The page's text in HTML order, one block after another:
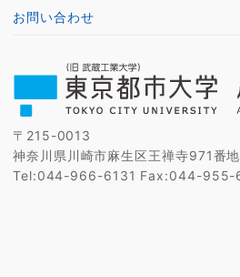
お問い合わせ
〒215-0013
神奈川県川崎市麻生区王禅寺971番地
Tel:044-966-6131 Fax:044-955-